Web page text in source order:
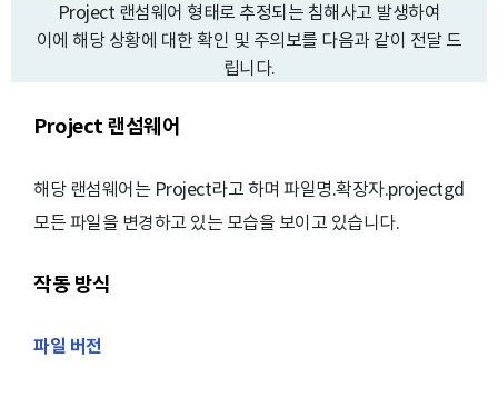
Project 랜섬웨어 형태로 추정되는 침해사고 발생하여
이에 해당 상황에 대한 확인 및 주의보를 다음과 같이 전달 드
립니다.
Project 랜섬웨어
해당 랜섬웨어는 Project라고 하며 파일명.확장자.projectgd
모든 파일을 변경하고 있는 모습을 보이고 있습니다.
작동 방식
파일 버전